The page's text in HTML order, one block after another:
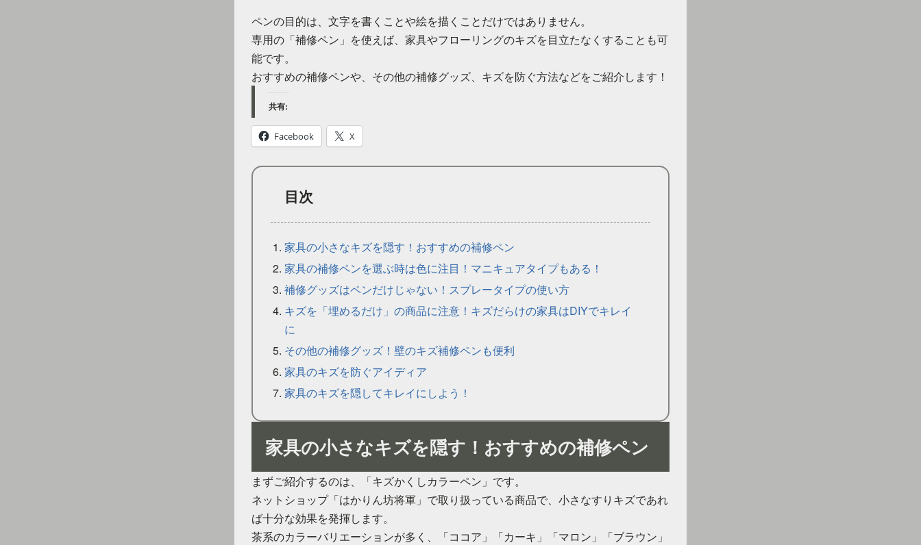
ペンの目的は、文字を書くことや絵を描くことだけではありません。
専用の「補修ペン」を使えば、家具やフローリングのキズを目立たなくすることも可
能です。
おすすめの補修ペンや、その他の補修グッズ、キズを防ぐ方法などをご紹介します！
共有:
Facebook X
目次
家具の小さなキズを隠す！おすすめの補修ペン
家具の補修ペンを選ぶ時は色に注目！マニキュアタイプもある！
補修グッズはペンだけじゃない！スプレータイプの使い方
キズを「埋めるだけ」の商品に注意！キズだらけの家具はDIYでキレイ
に
その他の補修グッズ！壁のキズ補修ペンも便利
家具のキズを防ぐアイディア
家具のキズを隠してキレイにしよう！
家具の小さなキズを隠す！おすすめの補修ペン
まずご紹介するのは、「キズかくしカラーペン」です。
ネットショップ「はかりん坊将軍」で取り扱っている商品で、小さなすりキズであれ
ば十分な効果を発揮します。
茶系のカラーバリエーションが多く、「ココア」「カーキ」「マロン」「ブラウン」